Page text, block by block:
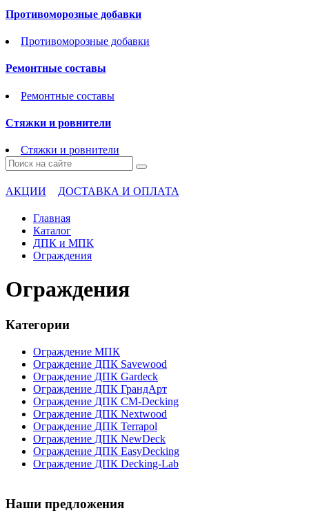
Противоморозные добавки
Противоморозные добавки
Ремонтные составы
Ремонтные составы
Стяжки и ровнители
Стяжки и ровнители
АКЦИИ ДОСТАВКА И ОПЛАТА
Главная
Каталог
ДПК и МПК
Ограждения
Ограждения
Категории
Ограждение МПК
Ограждение ДПК Savewood
Ограждение ДПК Gardeck
Ограждение ДПК ГрандАрт
Ограждение ДПК CM-Decking
Ограждение ДПК Nextwood
Ограждение ДПК Terrapol
Ограждение ДПК NewDeck
Ограждение ДПК EasyDecking
Ограждение ДПК Decking-Lab
Наши предложения